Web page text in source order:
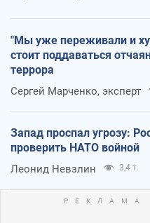
"Мы уже переживали и
стоит поддаваться
террора
Сергей Марченко, эксперт
Запад проспал угрозу:
проверить НАТО войной
Леонид Невзлин 3,4 т.